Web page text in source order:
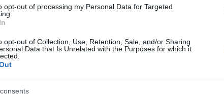
opt-out of processing my Personal Data for Targeted
opt-out of Collection, Use, Retention, Sale, and/or Sharing
Data that Is Unrelated with the Purposes for which it
και οΚώστας Σλούκαςσυμμετείχαν
της ομαδικής προπόνησης του
θα κριθεί ανήμερα της αναμέτρησης.
η τελική εξάδα των ξένων που
παιχνίδι εκτός έμειναν ο
Χουάντσο
στο Telekom Center. Δεν θα αγωνιστεί ο
του εγχώριου ρόστερ.